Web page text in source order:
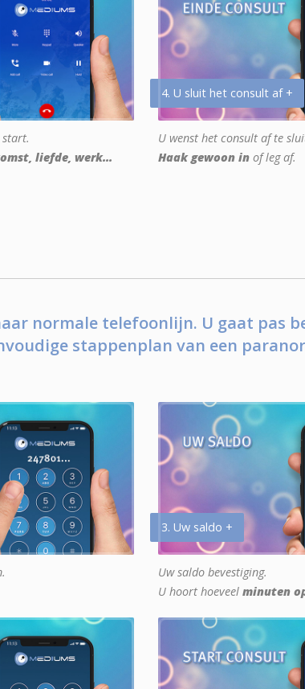
liefde, werk...
4. U sluit het consult af +
U wenst het consult af te
Haak gewoon in of leg af.
normale telefoonlijn. U gaat pas
stappenplan van een
3. Uw saldo +
Uw saldo bevestiging.
U hoort hoeveel minuten